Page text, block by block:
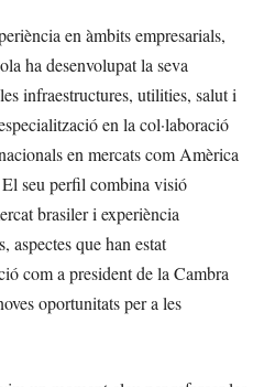
en àmbits empresarials,
ha desenvolupat la seva
infraestructures, utilities, salut i
en la col·laboració
en mercats com Amèrica
seu perfil combina visió
brasiler i experiència
aspectes que han estat
com a president de la Cambra
oportunitats per a les